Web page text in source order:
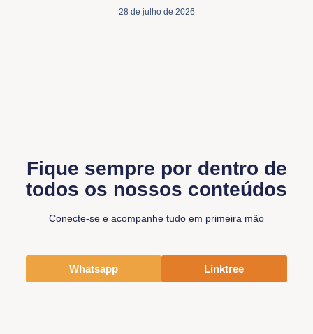
28 de julho de 2026
Fique sempre por dentro de
todos os nossos conteúdos
Conecte-se e acompanhe tudo em primeira mão
Whatsapp Linktree